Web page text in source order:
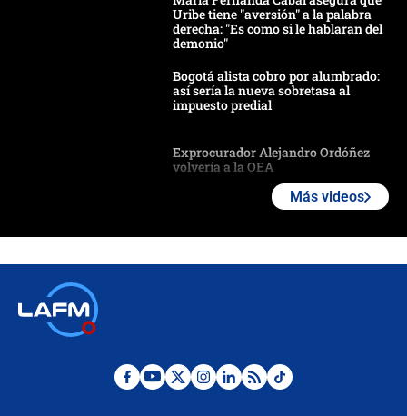
Uribe tiene "aversión" a la palabra
derecha: "Es como si le hablaran del
demonio"
Bogotá alista cobro por alumbrado:
así sería la nueva sobretasa al
impuesto predial
Exprocurador Alejandro Ordóñez
volvería a la OEA
Ángela Benedetti revela el papel que
Más videos